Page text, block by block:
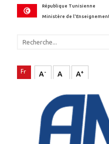
République Tunisienne
Ministère de
A- A A+